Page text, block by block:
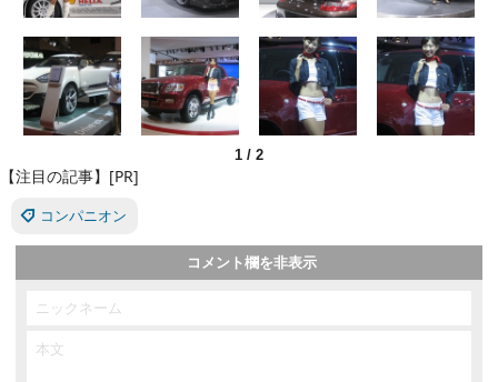
1 / 2
【注目の記事】[PR]
コンパニオン
コメント欄を非表示